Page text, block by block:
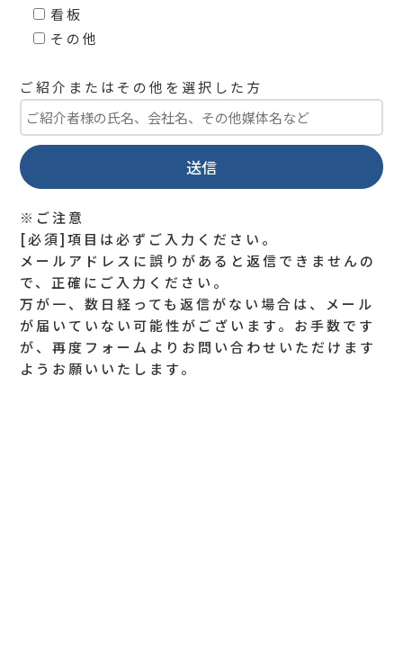
看板
その他
ご紹介またはその他を選択した方
※ご注意
[必須]項目は必ずご入力ください。
メールアドレスに誤りがあると返信できませんの
で、正確にご入力ください。
万が一、数日経っても返信がない場合は、メール
が届いていない可能性がございます。お手数です
が、再度フォームよりお問い合わせいただけます
ようお願いいたします。